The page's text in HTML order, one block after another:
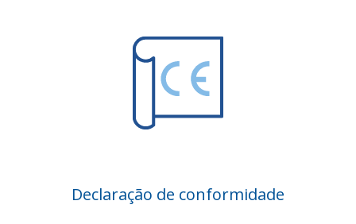
Declaração de conformidade